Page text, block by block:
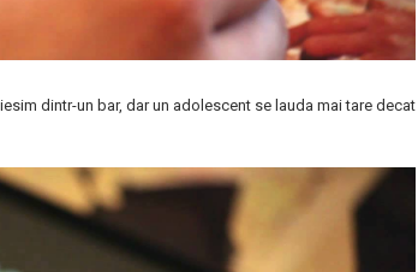
dintr-un bar, dar un adolescent se lauda mai tare decat